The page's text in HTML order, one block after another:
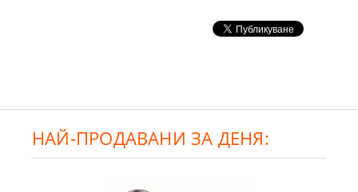
НАЙ-ПРОДАВАНИ ЗА ДЕНЯ: